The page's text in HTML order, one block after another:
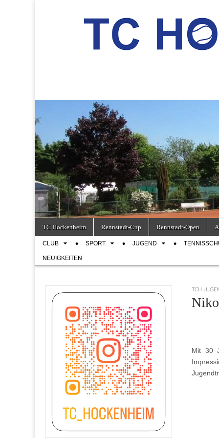
TC Hockenheim
Main
menu
content
TC Hockenheim Rennstadt-Cup Rennstadt-Open
SubCLUB SPORT JUGEND
NEUIGKEITEN
TCH
Mit 30